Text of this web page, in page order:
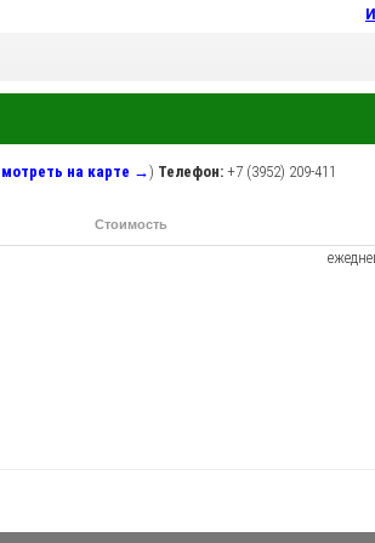
на карте →) Телефон: +7 (3952) 209-411
Стоимость
билета на автовокзале Иркутска
следования от